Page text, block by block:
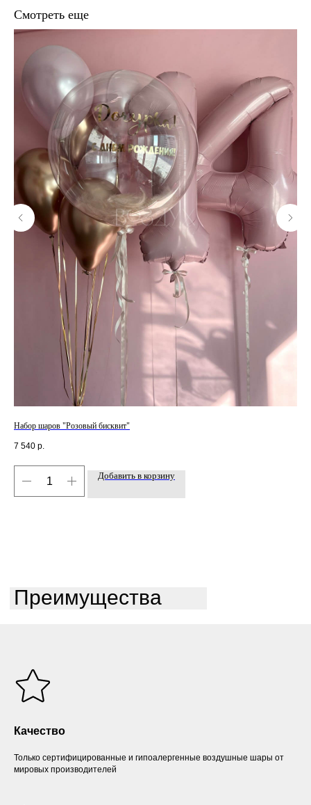
Смотреть еще
Набор шаров "Розовый бисквит"
7 540 р.
Добавить в корзину
Преимущества
Качество
Только сертифицированные и гипоалергенные воздушные шары от
мировых производителей